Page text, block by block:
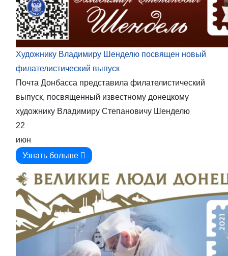
Художнику Владимиру Шенделю посвящен новый
филателистический выпуск
Почта Донбасса представила филателистический
выпуск, посвященный известному донецкому
художнику Владимиру Степановичу Шенделю
22
июн
Узнать больше